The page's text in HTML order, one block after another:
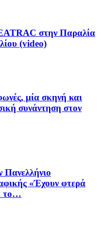
στην Παραλία
(video)
μία σκηνή και
συνάντηση στον
Πανελλήνιο
«Έχουν φτερά
το…